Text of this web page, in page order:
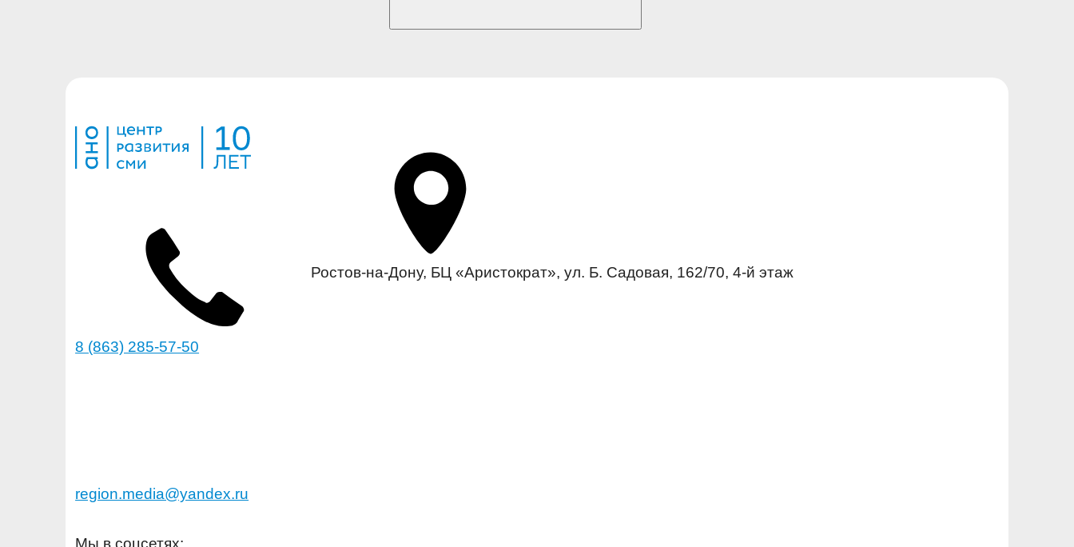
8 (863) 285-57-50
region.media@yandex.ru
Мы в соцсетях:
Ростов-на-Дону, БЦ «Аристократ», ул. Б. Садовая, 162/70, 4-й этаж